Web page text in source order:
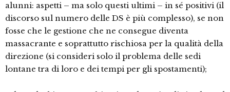
alunni: aspetti – ma solo questi ultimi – in sé positivi (il
discorso sul numero delle DS è più complesso), se non
fosse che le gestione che ne consegue diventa
massacrante e soprattutto rischiosa per la qualità della
direzione (si consideri solo il problema delle sedi
lontane tra di loro e dei tempi per gli spostamenti);